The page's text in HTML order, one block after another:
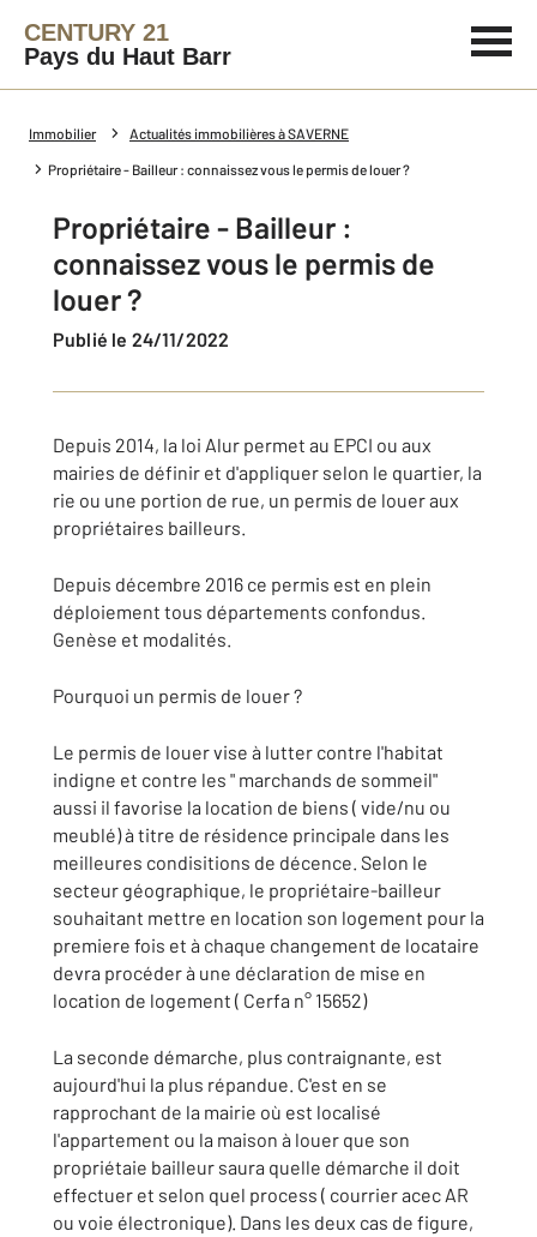
CENTURY 21
Pays du Haut Barr
Immobilier Actualités immobilières à SAVERNE
Propriétaire - Bailleur : connaissez vous le permis de louer ?
Propriétaire - Bailleur :
connaissez vous le permis de
louer ?
Publié le 24/11/2022
Depuis 2014, la loi Alur permet au EPCI ou aux
mairies de définir et d'appliquer selon le quartier, la
rie ou une portion de rue, un permis de louer aux
propriétaires bailleurs.
Depuis décembre 2016 ce permis est en plein
déploiement tous départements confondus.
Genèse et modalités.
Pourquoi un permis de louer ?
Le permis de louer vise à lutter contre l'habitat
indigne et contre les " marchands de sommeil"
aussi il favorise la location de biens ( vide/nu ou
meublé) à titre de résidence principale dans les
meilleures condisitions de décence. Selon le
secteur géographique, le propriétaire-bailleur
souhaitant mettre en location son logement pour la
premiere fois et à chaque changement de locataire
devra procéder à une déclaration de mise en
location de logement ( Cerfa n° 15652)
La seconde démarche, plus contraignante, est
aujourd'hui la plus répandue. C'est en se
rapprochant de la mairie où est localisé
l'appartement ou la maison à louer que son
propriétaie bailleur saura quelle démarche il doit
effectuer et selon quel process ( courrier acec AR
ou voie électronique). Dans les deux cas de figure,